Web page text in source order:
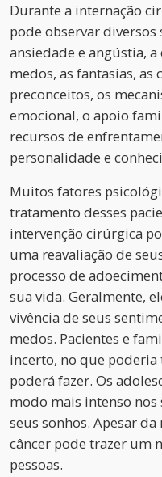
Durante a internação
pode observar
ansiedade e angústia,
medos, as fantasias, as
preconceitos, os
emocional, o apoio
recursos de
personalidade e
Muitos fatores
tratamento desses
intervenção cirúrgica
uma reavaliação de
processo de
sua vida. Geralmente,
vivência de seus
medos. Pacientes e
incerto, no que
poderá fazer. Os
modo mais intenso
seus sonhos. Apesar
câncer pode trazer um
pessoas.